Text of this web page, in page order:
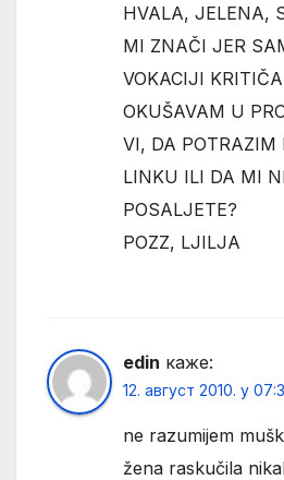
HVALA, JELENA,
MI ZNAČI JER
VOKACIJI
OKUŠAVAM U
VI, DA POTRAZIM
LINKU ILI DA MI
POSALJETE?
POZZ, LJILJA
edin каже:
12. август 2010. у
ne razumijem
žena raskučila